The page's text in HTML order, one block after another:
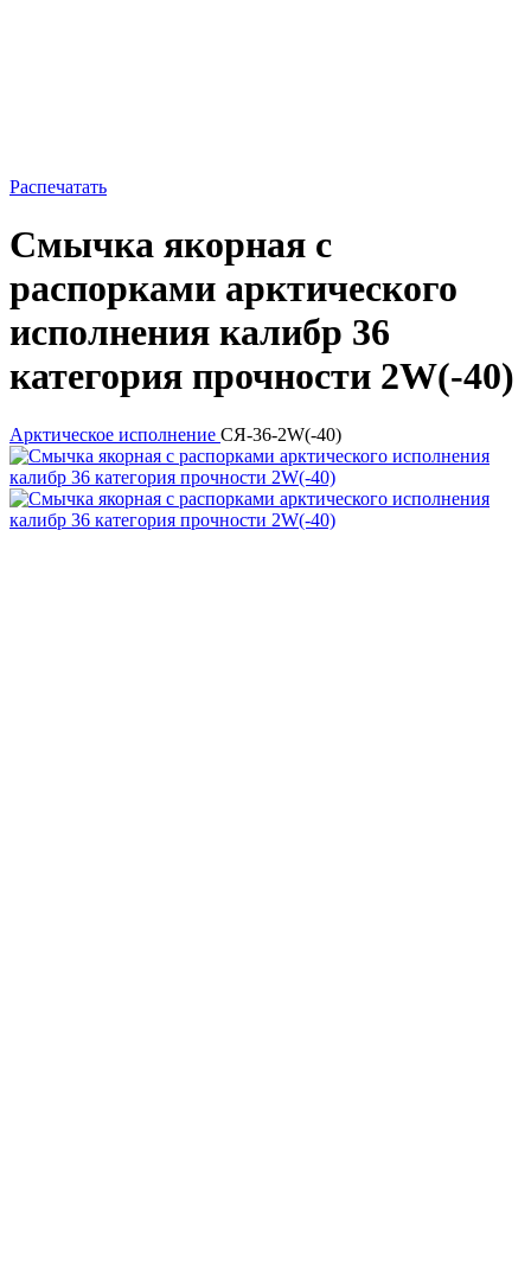
Распечатать
Смычка якорная с
распорками арктического
исполнения калибр 36
категория прочности 2W(-40)
Арктическое исполнение СЯ-36-2W(-40)